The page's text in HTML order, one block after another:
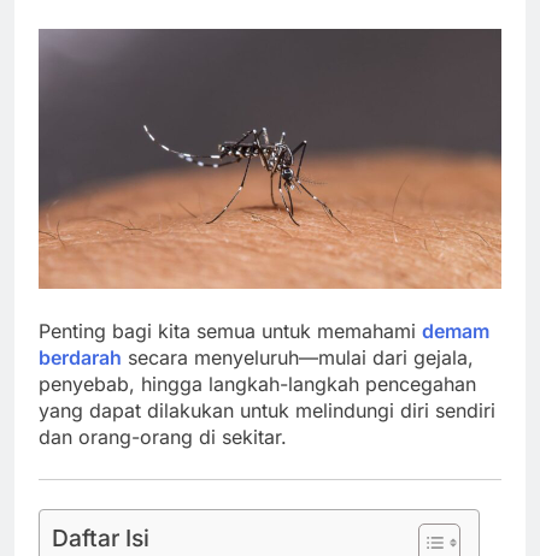
Penting bagi kita semua untuk memahami demam
berdarah secara menyeluruh—mulai dari gejala,
penyebab, hingga langkah-langkah pencegahan
yang dapat dilakukan untuk melindungi diri sendiri
dan orang-orang di sekitar.
Daftar Isi